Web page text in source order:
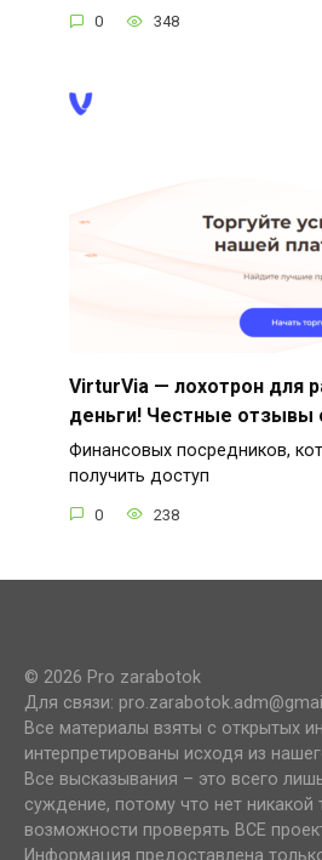
0 348
VirturVia — лохотрон для
деньги! Честные отзывы
Финансовых посредников,
получить доступ
0 238
© 2026 Pro zarabotok
Для связи:
Все материалы взяты с открытых
интерпретированы исходя из
Все высказывания – это всего
суждение, потому что нет никакой
возможности проверять ВСЕ
Информация предоставлена